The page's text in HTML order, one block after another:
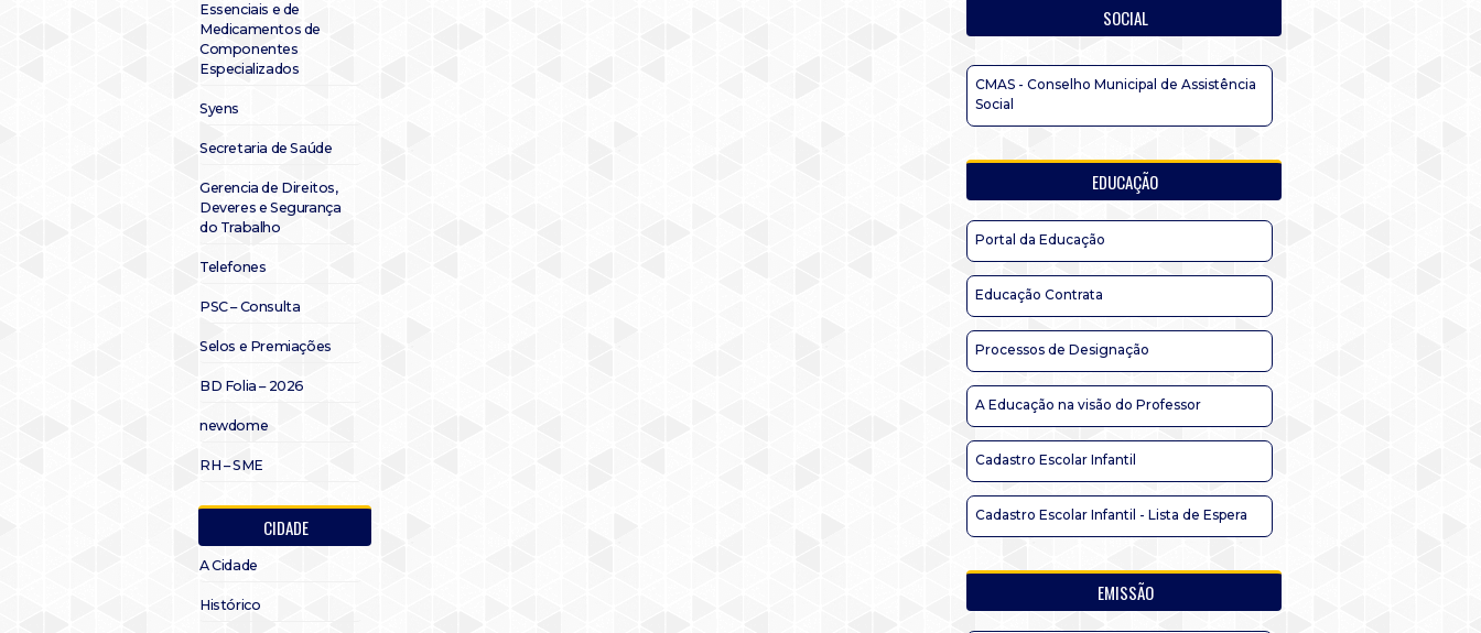
Essenciais e de
Medicamentos de
Componentes
Especializados
Syens
Secretaria de Saúde
Gerencia de Direitos,
Deveres e Segurança
do Trabalho
Telefones
PSC – Consulta
Selos e Premiações
BD Folia – 2026
newdome
RH – SME
CIDADE
A Cidade
Histórico
SOCIAL
CMAS - Conselho Municipal de Assistência
Social
EDUCAÇÃO
Portal da Educação
Educação Contrata
Processos de Designação
A Educação na visão do Professor
Cadastro Escolar Infantil
Cadastro Escolar Infantil - Lista de Espera
EMISSÃO